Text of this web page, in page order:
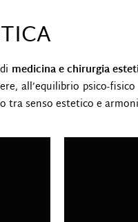
medicina e chirurgia
all’equilibrio psico-
tra senso estetico e